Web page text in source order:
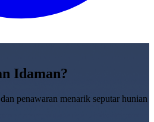
Idaman?
penawaran menarik seputar hunian